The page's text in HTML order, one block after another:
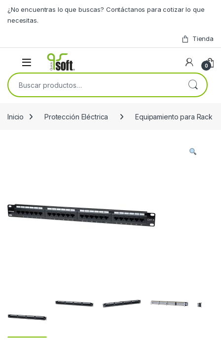
¿No encuentras lo que buscas? Contáctanos para cotizar lo que
necesitas.
Tienda
0
Buscar por:
Inicio Protección Eléctrica Equipamiento para Rack